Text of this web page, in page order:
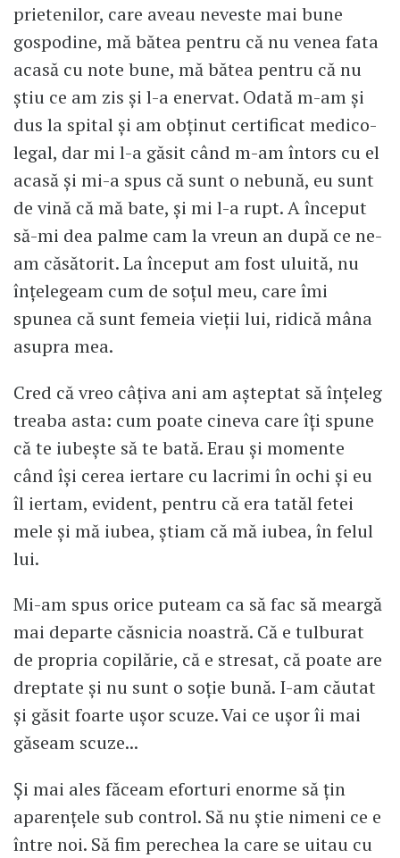
prietenilor, care aveau neveste mai bune
gospodine, mă bătea pentru că nu venea fata
acasă cu note bune, mă bătea pentru că nu
știu ce am zis și l-a enervat. Odată m-am și
dus la spital și am obținut certificat medico-
legal, dar mi l-a găsit când m-am întors cu el
acasă și mi-a spus că sunt o nebună, eu sunt
de vină că mă bate, și mi l-a rupt. A început
să-mi dea palme cam la vreun an după ce ne-
am căsătorit. La început am fost uluită, nu
înțelegeam cum de soțul meu, care îmi
spunea că sunt femeia vieții lui, ridică mâna
asupra mea.
Cred că vreo câțiva ani am așteptat să înțeleg
treaba asta: cum poate cineva care îți spune
că te iubește să te bată. Erau și momente
când își cerea iertare cu lacrimi în ochi și eu
îl iertam, evident, pentru că era tatăl fetei
mele și mă iubea, știam că mă iubea, în felul
lui.
Mi-am spus orice puteam ca să fac să meargă
mai departe căsnicia noastră. Că e tulburat
de propria copilărie, că e stresat, că poate are
dreptate și nu sunt o soție bună. I-am căutat
și găsit foarte ușor scuze. Vai ce ușor îi mai
găseam scuze...
Și mai ales făceam eforturi enorme să țin
aparențele sub control. Să nu știe nimeni ce e
între noi. Să fim perechea la care se uitau cu